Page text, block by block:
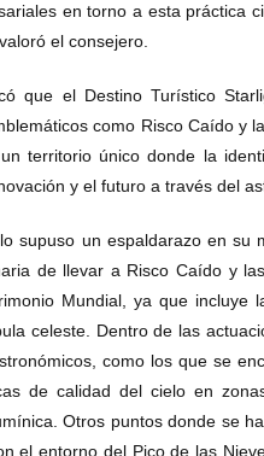
en torno a esta práctica
el consejero.
que el Destino Turístico
como Risco Caído y
territorio único donde la
y el futuro a través del
supuso un espaldarazo en su
de llevar a Risco Caído y
Mundial, ya que incluye
celeste. Dentro de las
como los que se
de calidad del cielo en
Otros puntos donde se
el entorno del Pico de las